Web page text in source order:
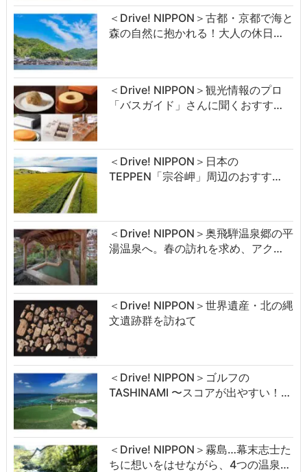
＜Drive! NIPPON＞古都・京都で海と
森の自然に抱かれる！大人の休日…
＜Drive! NIPPON＞観光情報のプロ
「バスガイド」さんに聞くおすす…
＜Drive! NIPPON＞日本の
TEPPEN「宗谷岬」周辺のおすす…
＜Drive! NIPPON＞奥飛騨温泉郷の平
湯温泉へ。春の訪れを求め、アク…
＜Drive! NIPPON＞世界遺産・北の縄
文遺跡群を訪ねて
＜Drive! NIPPON＞ゴルフの
TASHINAMI 〜スコアが出やすい！…
＜Drive! NIPPON＞霧島…幕末志士た
ちに想いをはせながら、4つの温泉…